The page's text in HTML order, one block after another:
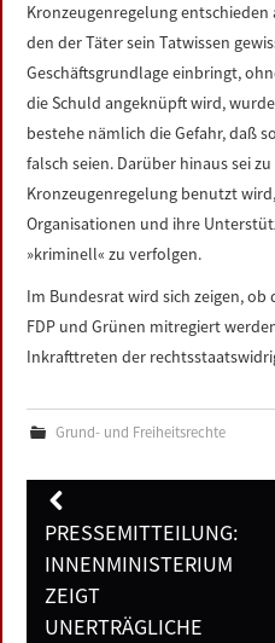
Kronzeugenregelung entschieden
den der Täter sein Tatwissen
Geschäftsgrundlage einbringt,
die Schuld angeknüpft wird,
bestehe nämlich die Gefahr, daß
falsch seien. Darüber hinaus sei
Kronzeugenregelung benutzt
Organisationen und ihre
»kriminell« zu verfolgen.
Im Bundesrat wird sich zeigen,
FDP und Grünen mitregiert
Inkrafttreten der
Grund- und Freiheitsrechte
Post
navigation
PRESSEMITTEILUNG:
INNENMINISTERIUM
ZEIGT
UNERTRÄGLICHE